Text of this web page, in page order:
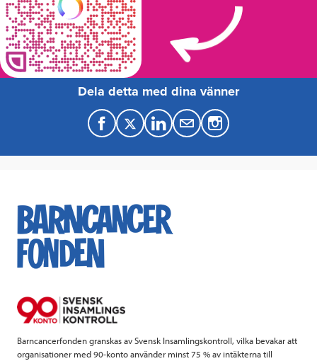
Dela detta med dina vänner
F
a
e
b
k
T
w
t
t
L
i
k
e
M
a
Barncancerfonden granskas av Svensk Insamlingskontroll, vilka bevakar att
organisationer med 90-konto använder minst 75 % av intäkterna till